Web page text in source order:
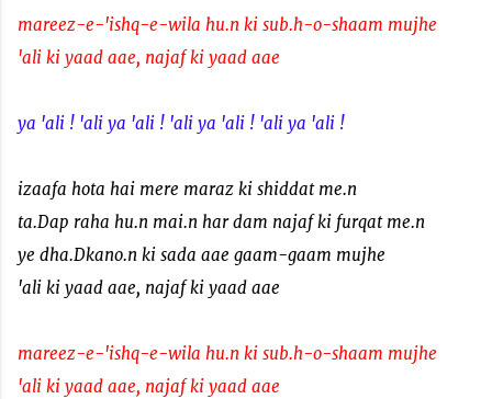
mareez-e-'ishq-e-wila hu.n ki sub.h-o-shaam mujhe
'ali ki yaad aae, najaf ki yaad aae
ya 'ali ! 'ali ya 'ali ! 'ali ya 'ali ! 'ali ya 'ali !
izaafa hota hai mere maraz ki shiddat me.n
ta.Dap raha hu.n mai.n har dam najaf ki furqat me.n
ye dha.Dkano.n ki sada aae gaam-gaam mujhe
'ali ki yaad aae, najaf ki yaad aae
mareez-e-'ishq-e-wila hu.n ki sub.h-o-shaam mujhe
'ali ki yaad aae, najaf ki yaad aae